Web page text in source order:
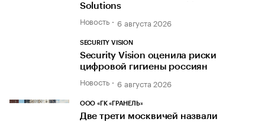
Solutions
Новость 6 августа 2026
SECURITY VISION
Security Vision оценила риски
цифровой гигиены россиян
Новость 6 августа 2026
ООО «ГК «ГРАНЕЛЬ»
Две трети москвичей назвали